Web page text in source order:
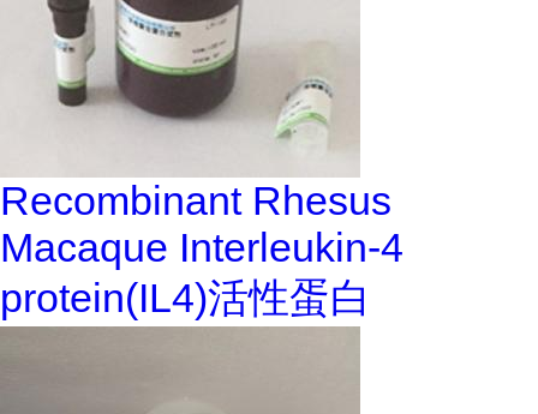
Recombinant Rhesus
Macaque Interleukin-4
protein(IL4)活性蛋白